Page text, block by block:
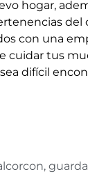
hogar,
del
con una
cuidar tus
difícil
,